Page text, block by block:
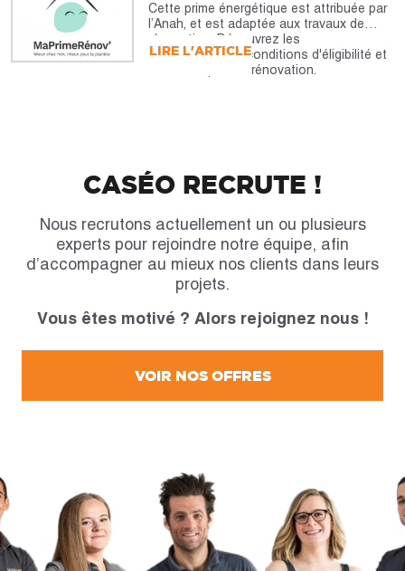
Cette prime énergétique est attribuée par
l’Anah, et est adaptée aux travaux de
rénovation. Découvrez les
caractéristiques, conditions d'éligibilité et
montants pour la rénovation.
LIRE L'ARTICLE
CASÉO RECRUTE !
Nous recrutons actuellement un ou plusieurs
experts pour rejoindre notre équipe, afin
d’accompagner au mieux nos clients dans leurs
projets.
Vous êtes motivé ? Alors rejoignez nous !
VOIR NOS OFFRES